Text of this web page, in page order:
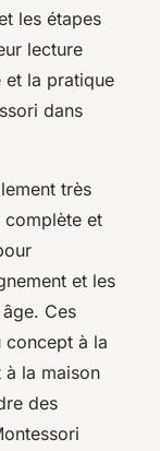
les étapes
lecture
et la pratique
dans
très
complète et
et les
Ces
concept à la
la maison
des